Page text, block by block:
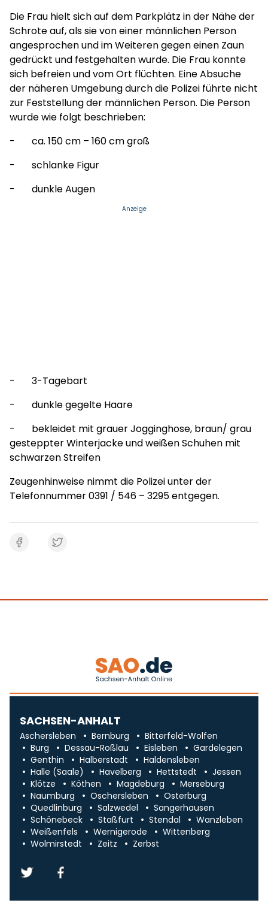
Die Frau hielt sich auf dem Parkplätz in der Nähe der
Schrote auf, als sie von einer männlichen Person
angesprochen und im Weiteren gegen einen Zaun
gedrückt und festgehalten wurde. Die Frau konnte
sich befreien und vom Ort flüchten. Eine Absuche
der näheren Umgebung durch die Polizei führte nicht
zur Feststellung der männlichen Person. Die Person
wurde wie folgt beschrieben:
- ca. 150 cm – 160 cm groß
- schlanke Figur
- dunkle Augen
Anzeige
- 3-Tagebart
- dunkle gegelte Haare
- bekleidet mit grauer Jogginghose, braun/ grau
gesteppter Winterjacke und weißen Schuhen mit
schwarzen Streifen
Zeugenhinweise nimmt die Polizei unter der
Telefonnummer 0391 / 546 – 3295 entgegen.
SACHSEN-ANHALT
Aschersleben Bernburg
Bitterfeld-Wolfen
Burg
Dessau-Roßlau Eisleben
Gardelegen
Genthin
Halberstadt
Haldensleben
Halle (Saale)
Havelberg Hettstedt
Jessen
Klötze
Köthen Magdeburg
Merseburg
Naumburg
Oschersleben
Osterburg
Quedlinburg
Salzwedel
Sangerhausen
Schönebeck
Staßfurt Stendal
Wanzleben
Weißenfels
Wernigerode
Wittenberg
Wolmirstedt
Zeitz Zerbst